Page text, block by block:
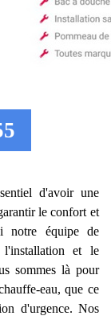
d'avoir une
le confort et
notre équipe de
l'installation et le
sommes là pour
eau, que ce
d'urgence. Nos